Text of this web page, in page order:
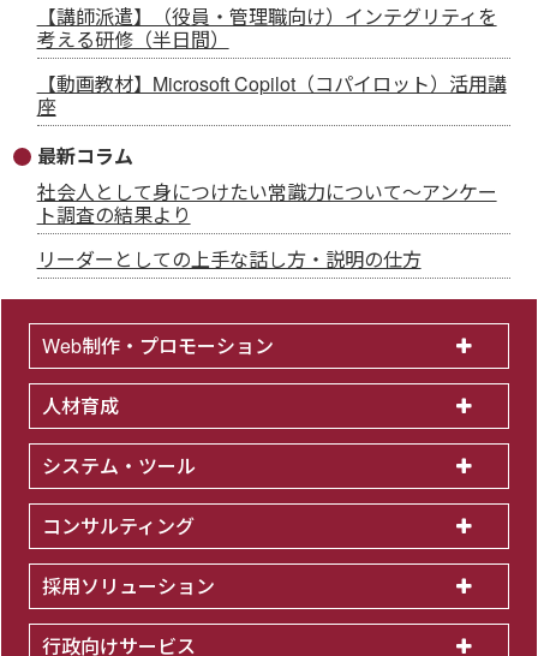
【講師派遣】（役員・管理職向け）インテグリティを
考える研修（半日間）
【動画教材】Microsoft Copilot（コパイロット）活用講
座
最新コラム
社会人として身につけたい常識力について～アンケー
ト調査の結果より
リーダーとしての上手な話し方・説明の仕方
Web制作・プロモーション
人材育成
システム・ツール
コンサルティング
採用ソリューション
行政向けサービス